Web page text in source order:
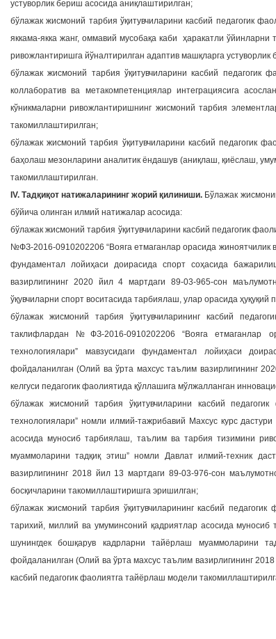
устуворлик бериш асосида аниқлаштирилган;
бўлажак жисмоний тарбия ўқитувчиларини касбий педагогик
яккама-якка жанг, оммавий мусобақа каби ҳаракатли
ривожлантиришга йўналтирилган адаптив машқларга
бўлажак жисмоний тарбия ўқитувчиларини касбий педагогик
коллаборатив ва метакомпетенциялар интеграциясига
кўникмаларни ривожлантиришнинг жисмоний тарбия
такомиллаштирилган;
бўлажак жисмоний тарбия ўқитувчиларини касбий педагогик
баҳолаш мезонларини аналитик ёндашув (аниқлаш, қиёслаш,
такомиллаштирилган.
IV. Тадқиқот натижаларининг жорий қилиниши. Бўлажак
бўйича олинган илмий натижалар асосида:
бўлажак жисмоний тарбия ўқитувчиларини касбий педагогик
№ФЗ-2016-0910202206 “Вояга етмаганлар орасида жиноятчилик
фундаментал лойиҳаси доирасида спорт соҳасида
вазирлигининг 2020 йил 4 мартдаги 89-03-965-сон
ўқувчиларни спорт воситасида тарбиялаш, улар орасида
бўлажак жисмоний тарбия ўқитувчиларининг касбий
таклифлардан №ФЗ-2016-0910202206 “Вояга етмаганлар
технологиялари” мавзусидаги фундаментал лойиҳаси
фойдаланилган (Олий ва ўрта махсус таълим вазирлигининг
келгуси педагогик фаолиятида қўллашига мўлжалланган
бўлажак жисмоний тарбия ўқитувчиларини касбий
технологиялари” номли илмий-тажрибавий Махсус курс
асосида муносиб тарбиялаш, таълим ва тарбия тизимини
муаммоларини тадқиқ этиш” номли Давлат илмий-техник
вазирлигининг 2018 йил 13 мартдаги 89-03-976-сон
босқичларини такомиллаштиришга эришилган;
бўлажак жисмоний тарбия ўқитувчиларининг касбий
тарихий, миллий ва умуминсоний қадриятлар асосида
шунингдек бошқарув кадрларни тайёрлаш муаммоларини
фойдаланилган (Олий ва ўрта махсус таълим вазирлигининг
касбий педагогик фаолиятга тайёрлаш модели